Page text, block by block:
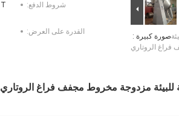
صورة كبيرة :
الروتاري
شروط الدفع:
القدرة على العرض:
للبيئة مزدوجة مخروط مجفف فراغ الروتاري